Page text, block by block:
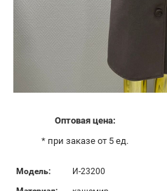
Оптовая цена:
* при заказе от 5 ед.
Модель:
И-23200